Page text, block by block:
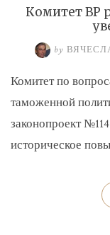
Комитет ВР
by
Комитет по
таможенной
законопроект
историческое